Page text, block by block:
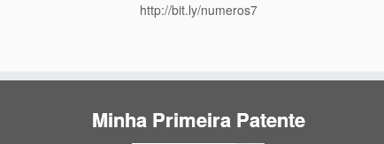
http://bit.ly/numeros7
Minha Primeira Patente